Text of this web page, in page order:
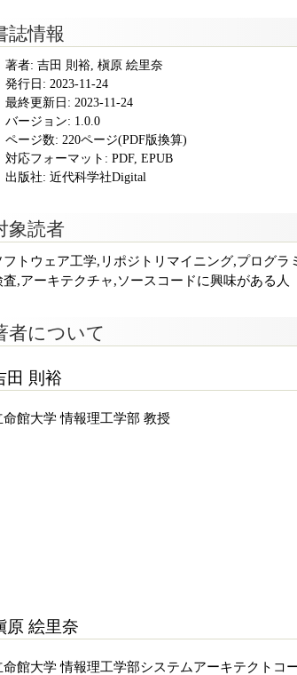
誌情報
著者: 吉田 則裕, 槇原 絵里奈
発行日: 2023-11-24
最終更新日: 2023-11-24
バージョン: 1.0.0
ページ数: 220ページ(PDF版換算)
対応フォーマット: PDF, EPUB
出版社: 近代科学社Digital
象読者
フトウェア工学,リポジトリマイニング,プログ
査,アーキテクチャ,ソースコードに興味がある人
者について
田 則裕
命館大学 情報理工学部 教授
原 絵里奈
命館大学 情報理工学部システムアーキテクトコ